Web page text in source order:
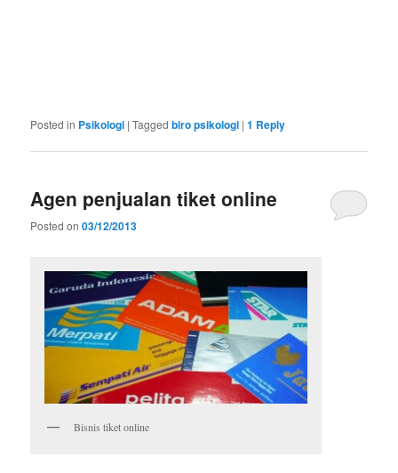
Posted in Psikologi |Tagged biro psikologi |1 Reply
Agen penjualan tiket online
Posted on03/12/2013
Bisnis tiket online